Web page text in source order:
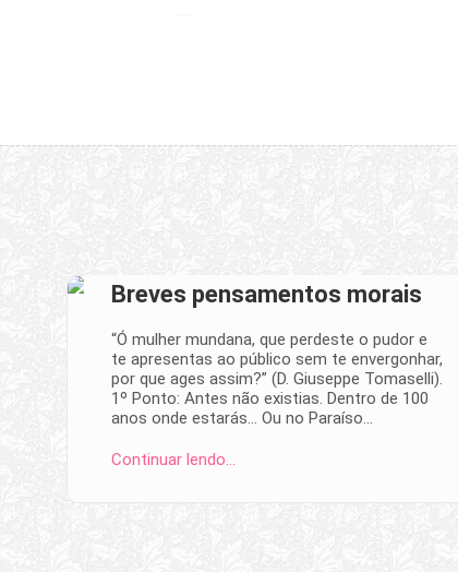
Breves pensamentos morais
“Ó mulher mundana, que perdeste o pudor e
te apresentas ao público sem te envergonhar,
por que ages assim?” (D. Giuseppe Tomaselli).
1º Ponto: Antes não existias. Dentro de 100
anos onde estarás… Ou no Paraíso…
Continuar lendo…